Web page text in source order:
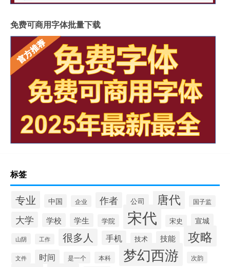
免费可商用字体批量下载
标签
专业 中国 企业 作者 公司 唐代 国子监
大学 学校 学生 学院 宋代 宋史 宣城
山阴 工作 很多人 手机 技术 技能 攻略
文件 时间 是一个 本科 梦幻西游 次韵